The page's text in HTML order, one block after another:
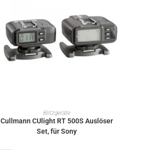
IN DEN WARENKORB
Blitzgeräte
Cullmann CUlight RT 500S Auslöser
Set, für Sony